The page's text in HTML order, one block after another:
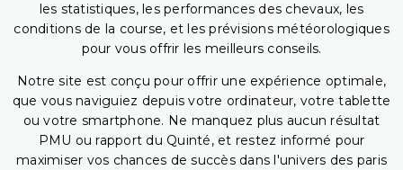
les statistiques, les performances des chevaux, les
conditions de la course, et les prévisions météorologiques
pour vous offrir les meilleurs conseils.
Notre site est conçu pour offrir une expérience optimale,
que vous naviguiez depuis votre ordinateur, votre tablette
ou votre smartphone. Ne manquez plus aucun résultat
PMU ou rapport du Quinté, et restez informé pour
maximiser vos chances de succès dans l'univers des paris